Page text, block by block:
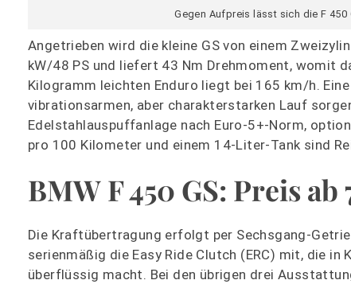
Gegen Aufpreis lässt sich die F
Angetrieben wird die kleine GS von einem
kW/48 PS und liefert 43 Nm Drehmoment, womit
Kilogramm leichten Enduro liegt bei 165 km/h.
vibrationsarmen, aber charakterstarken Lauf
Edelstahlauspuffanlage nach Euro-5+-Norm,
pro 100 Kilometer und einem 14-Liter-Tank sind
BMW F 450 GS: Preis
Die Kraftübertragung erfolgt per Sechsgang-
serienmäßig die Easy Ride Clutch (ERC) mit, die
überflüssig macht. Bei den übrigen drei